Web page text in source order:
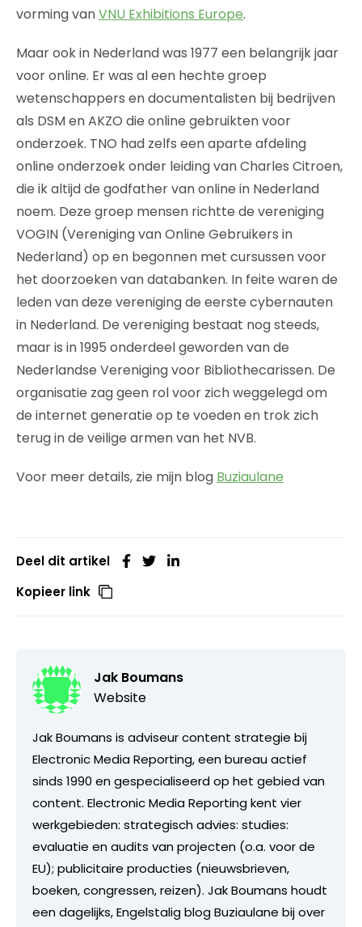
vorming vanVNU Exhibitions Europe.
Maar ook in Nederland was 1977 een belangrijk jaar
voor online. Er was al een hechte groep
wetenschappers en documentalisten bij bedrijven
als DSM en AKZO die online gebruikten voor
onderzoek. TNO had zelfs een aparte afdeling
online onderzoek onder leiding van Charles Citroen,
die ik altijd de godfather van online in Nederland
noem. Deze groep mensen richtte de vereniging
VOGIN (Vereniging van Online Gebruikers in
Nederland) op en begonnen met cursussen voor
het doorzoeken van databanken. In feite waren de
leden van deze vereniging de eerste cybernauten
in Nederland. De vereniging bestaat nog steeds,
maar is in 1995 onderdeel geworden van de
Nederlandse Vereniging voor Bibliothecarissen. De
organisatie zag geen rol voor zich weggelegd om
de internet generatie op te voeden en trok zich
terug in de veilige armen van het NVB.
Voor meer details, zie mijn blog Buziaulane
Deel dit artikel
Kopieer link
Jak Boumans
Website
Jak Boumans is adviseur content strategie bij
Electronic Media Reporting, een bureau actief
sinds 1990 en gespecialiseerd op het gebied van
content. Electronic Media Reporting kent vier
werkgebieden: strategisch advies: studies:
evaluatie en audits van projecten (o.a. voor de
EU); publicitaire producties (nieuwsbrieven,
boeken, congressen, reizen). Jak Boumans houdt
een dagelijks, Engelstalig blog Buziaulane bij over